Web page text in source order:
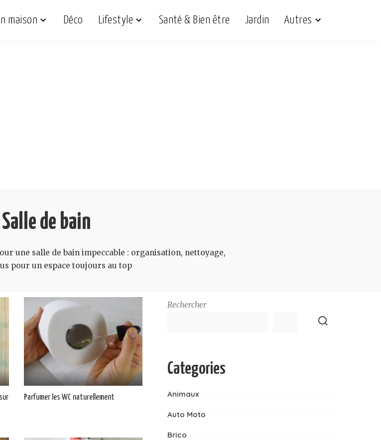
maison Déco Lifestyle Santé & Bien être Jardin Autres
Salle de bain
une salle de bain impeccable : organisation, nettoyage,
pour un espace toujours au top
Parfumer les WC naturellement
Rechercher
Categories
Animaux
Auto Moto
Brico